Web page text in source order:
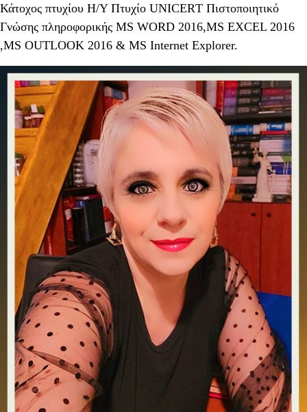
Κάτοχος πτυχίου Η/Υ Πτυχίο UNICERΤ Πιστοποιητικό
Γνώσης πληροφορικής MS WORD 2016,MS EXCEL 2016
,MS OUTLOOK 2016 & MS Internet Explorer.